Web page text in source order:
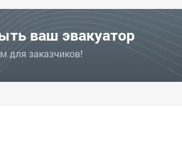
ваш эвакуатор
для заказчиков!